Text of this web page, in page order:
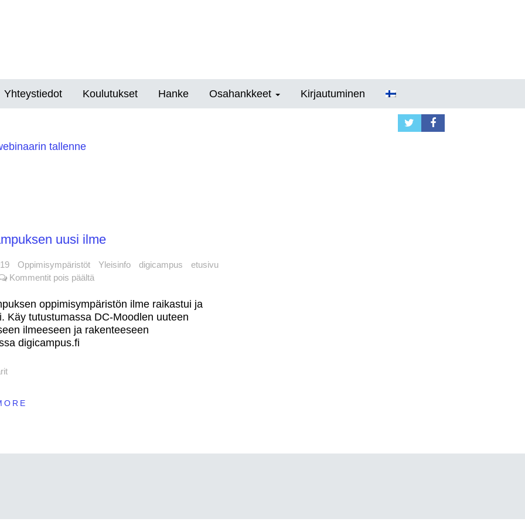
Yhteystiedot Koulutukset Hanke Osahankkeet Kirjautuminen
1.7.2021 lähtien
uudistuva DigiCampus.fi-
21.5.2021
1.7.2021 lähtien
uusi ilme
Oppimisympäristöt Yleisinfo digicampus
etusivu
Kommentit pois päältä
uusi
ilme
oppimisympäristön ilme raikastui ja
Käy tutustumassa DC-Moodlen uuteen
ilmeeseen ja rakenteeseen
digicampus.fi